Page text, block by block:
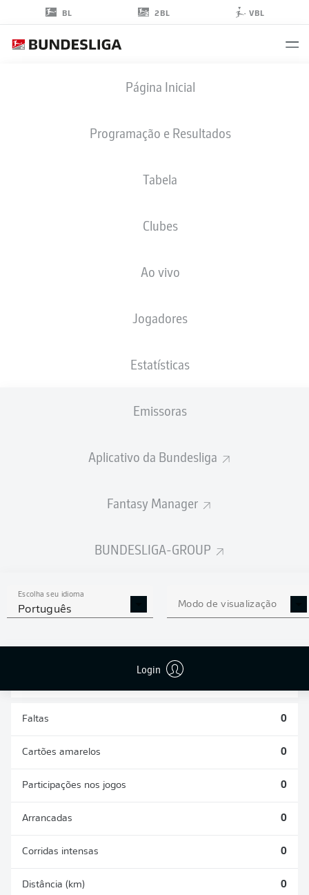
BL 2BL VBL
Página Inicial
Programação e Resultados
Tabela
Clubes
Ao vivo
Jogadores
Estatísticas
Emissoras
Aplicativo da Bundesliga
Fantasy Manager
BUNDESLIGA-GROUP
Escolha seu idioma
Português Modo de visualização
Login
ESTATÍSTICAS DA
TEMPORADA 2021/2022
Faltas 0
Cartões amarelos 0
Participações nos jogos 0
Arrancadas 0
Corridas intensas 0
Distância (km) 0